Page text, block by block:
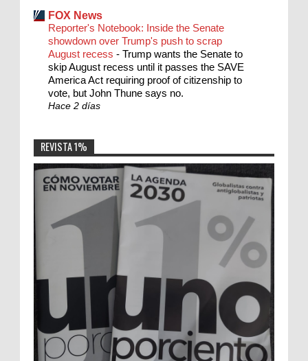
FOX News
Reporter's Notebook: Inside the Senate
showdown over Trump's push to scrap
August recess - Trump wants the Senate to
skip August recess until it passes the SAVE
America Act requiring proof of citizenship to
vote, but John Thune says no.
Hace 2 días
REVISTA 1%